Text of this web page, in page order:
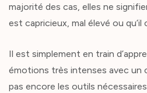
majorité des cas, elles ne
est capricieux, mal élevé ou qu’il
Il est simplement en train
émotions très intenses avec un
pas encore les outils